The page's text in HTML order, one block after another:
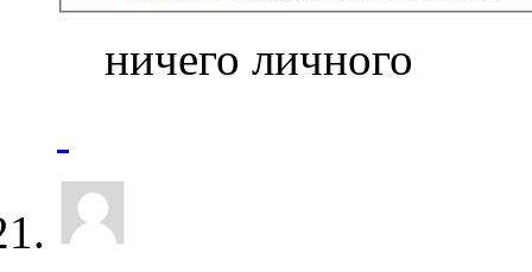
ничего личного